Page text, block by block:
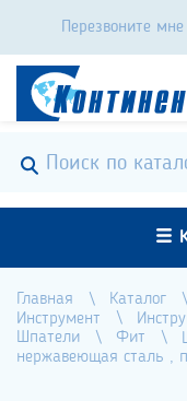
Перезвоните мне
Главная Каталог
Инструмент
Шпатели
Фит
нержавеющая сталь ,